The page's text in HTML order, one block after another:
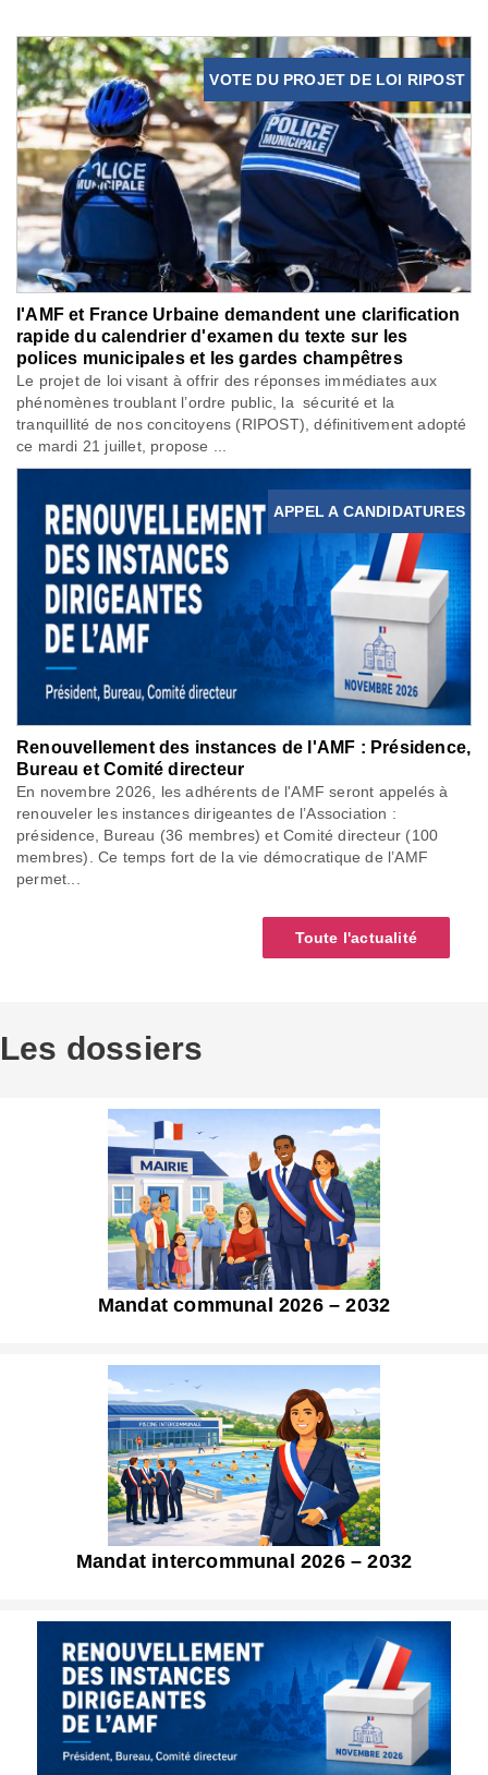
VOTE DU PROJET DE LOI RIPOST
l'AMF et France Urbaine demandent une clarification
rapide du calendrier d'examen du texte sur les
polices municipales et les gardes champêtres
Le projet de loi visant à offrir des réponses immédiates aux
phénomènes troublant l’ordre public, la sécurité et la
tranquillité de nos concitoyens (RIPOST), définitivement adopté
ce mardi 21 juillet, propose ...
APPEL A CANDIDATURES
Renouvellement des instances de l'AMF : Présidence,
Bureau et Comité directeur
En novembre 2026, les adhérents de l'AMF seront appelés à
renouveler les instances dirigeantes de l’Association :
présidence, Bureau (36 membres) et Comité directeur (100
membres). Ce temps fort de la vie démocratique de l’AMF
permet...
Toute l'actualité
Les dossiers
Mandat communal 2026 – 2032
Mandat intercommunal 2026 – 2032